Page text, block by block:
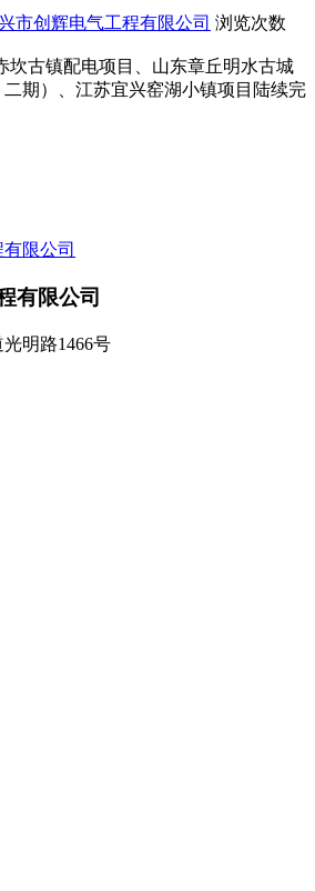
市创辉电气工程有限公司 浏览次数
坎古镇配电项目、山东章丘明水古城
期）、江苏宜兴窑湖小镇项目陆续完
有限公司
明路1466号